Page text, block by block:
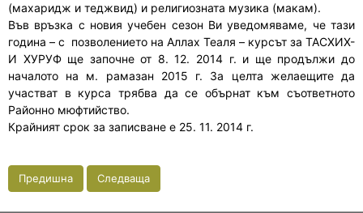
(махаридж и теджвид) и религиозната музика (макам).
Във връзка с новия учебен сезон Ви уведомяваме, че тази
година – с позволението на Аллах Теаля – курсът за ТАСХИХ-
И ХУРУФ ще започне от 8. 12. 2014 г. и ще продължи до
началото на м. рамазан 2015 г. За целта желаещите да
участват в курса трябва да се обърнат към съответното
Районно мюфтийство.
Крайният срок за записване е 25. 11. 2014 г.
Предишна Следваща